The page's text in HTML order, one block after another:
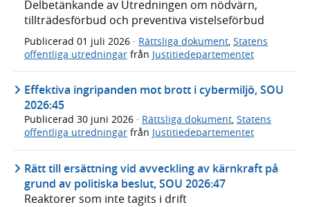
Delbetänkande av Utredningen om nödvärn,
tillträdesförbud och preventiva vistelseförbud
Publicerad 01 juli 2026 · Rättsliga dokument Statens
offentliga utredningar från Justitiedepartementet
Effektiva ingripanden mot brott i cybermiljö, SOU
2026:45
Publicerad 30 juni 2026 · Rättsliga dokument, Statens
offentliga utredningar från Justitiedepartementet
Rätt till ersättning vid avveckling av kärnkraft på
grund av politiska beslut, SOU 2026:47
Reaktorer som inte tagits i drift